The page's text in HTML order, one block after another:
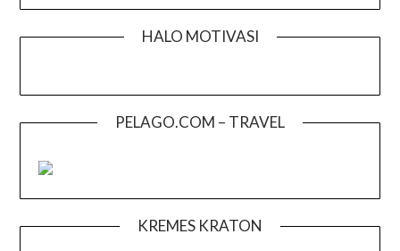
HALO MOTIVASI
PELAGO.COM – TRAVEL
KREMES KRATON